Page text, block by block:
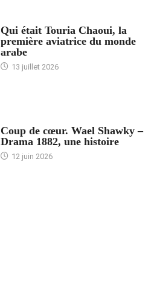
Qui était Touria Chaoui, la
première aviatrice du monde
arabe
13 juillet 2026
Coup de cœur. Wael Shawky –
Drama 1882, une histoire
12 juin 2026